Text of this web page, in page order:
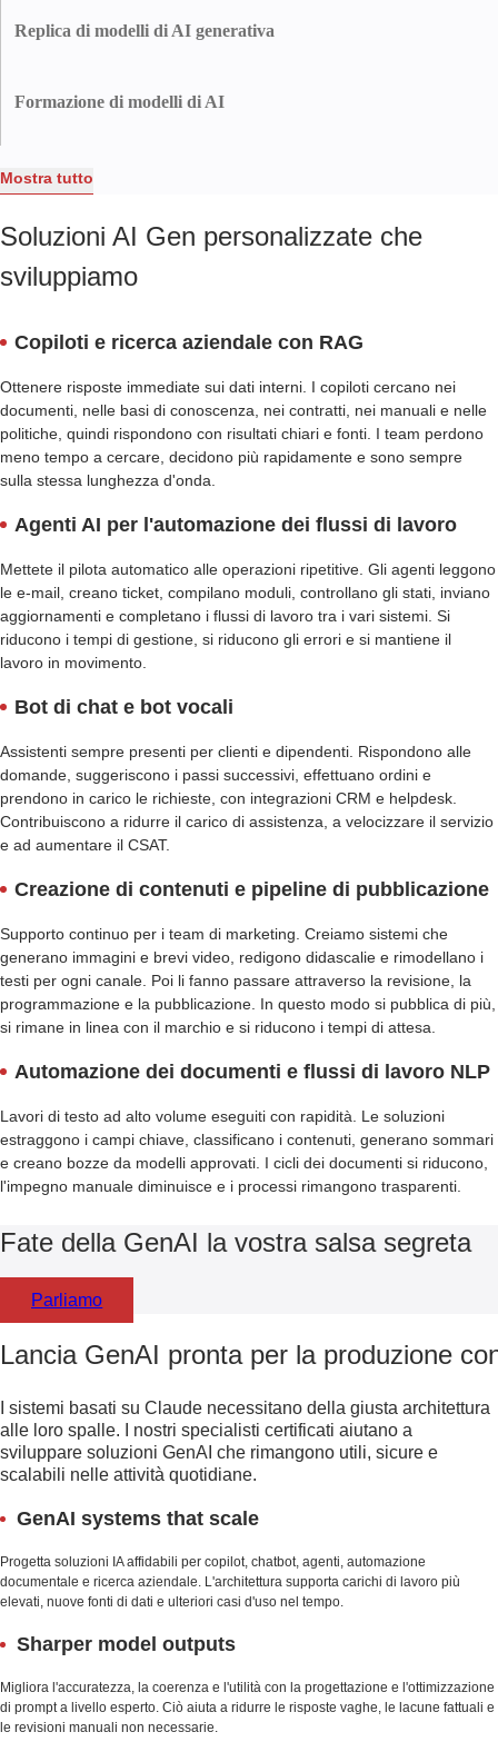
artificiale, come la creazione automatica di contenuti, la personalizzazione
dei modelli e l'ottimizzazione dei flussi di lavoro, senza dover ricorrere a
Replica di modelli di AI generativa
intelligenza artificiale generativa, assicurando che funzionino in modo
Formazione di modelli di AI
l'accuratezza del sistema, in modo da fornire risposte precise alle domande
Mostra tutto
Soluzioni AI Gen personalizzate che
sviluppiamo
Copiloti e ricerca aziendale con RAG
Ottenere risposte immediate sui dati interni. I copiloti cercano nei
documenti, nelle basi di conoscenza, nei contratti, nei manuali e nelle
politiche, quindi rispondono con risultati chiari e fonti. I team perdono
meno tempo a cercare, decidono più rapidamente e sono sempre
sulla stessa lunghezza d'onda.
Agenti AI per l'automazione dei flussi di lavoro
Mettete il pilota automatico alle operazioni ripetitive. Gli agenti leggono
le e-mail, creano ticket, compilano moduli, controllano gli stati, inviano
aggiornamenti e completano i flussi di lavoro tra i vari sistemi. Si
riducono i tempi di gestione, si riducono gli errori e si mantiene il
lavoro in movimento.
Bot di chat e bot vocali
Assistenti sempre presenti per clienti e dipendenti. Rispondono alle
domande, suggeriscono i passi successivi, effettuano ordini e
prendono in carico le richieste, con integrazioni CRM e helpdesk.
Contribuiscono a ridurre il carico di assistenza, a velocizzare il servizio
e ad aumentare il CSAT.
Creazione di contenuti e pipeline di pubblicazione
Supporto continuo per i team di marketing. Creiamo sistemi che
generano immagini e brevi video, redigono didascalie e rimodellano i
testi per ogni canale. Poi li fanno passare attraverso la revisione, la
programmazione e la pubblicazione. In questo modo si pubblica di più,
si rimane in linea con il marchio e si riducono i tempi di attesa.
Automazione dei documenti e flussi di lavoro NLP
Lavori di testo ad alto volume eseguiti con rapidità. Le soluzioni
estraggono i campi chiave, classificano i contenuti, generano sommari
e creano bozze da modelli approvati. I cicli dei documenti si riducono,
l'impegno manuale diminuisce e i processi rimangono trasparenti.
Fate della GenAI la vostra salsa segreta
Parliamo
Lancia GenAI pronta per la produzione
I sistemi basati su Claude necessitano della giusta architettura
alle loro spalle. I nostri specialisti certificati aiutano a
sviluppare soluzioni GenAI che rimangono utili, sicure e
scalabili nelle attività quotidiane.
GenAI systems that scale
Progetta soluzioni IA affidabili per copilot, chatbot, agenti, automazione
documentale e ricerca aziendale. L'architettura supporta carichi di lavoro più
elevati, nuove fonti di dati e ulteriori casi d'uso nel tempo.
Sharper model outputs
Migliora l'accuratezza, la coerenza e l'utilità con la progettazione e l'ottimizzazione
di prompt a livello esperto. Ciò aiuta a ridurre le risposte vaghe, le lacune fattuali e
le revisioni manuali non necessarie.